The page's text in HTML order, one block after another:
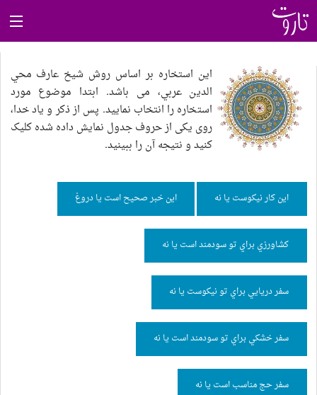
خواندنی‌ها
تاروت کبیر
تاروت کائنات
تاروت صغیر
روان‌شناسی رنگ
فال حافظ
استخاره
طالع‌بینی
این استخاره بر اساس روش شيخ عارف محي
الدين عربي، می باشد. ابتدا موضوع مورد
استخاره را انتخاب نمایید. پس از ذکر و یاد خدا،
روی یکی از حروف جدول نمایش داده شده کلیک
کنید و نتیجه آن را ببینید.
اين كار نيكوست يا نه اين خبر صحيح است يا دروغ
كشاورزي براي تو سودمند است يا نه
سفر دريايي براي تو نيكوست يا نه
سفر خشكي براي تو سودمند است يا نه
سفر حج مناسب است يا نه